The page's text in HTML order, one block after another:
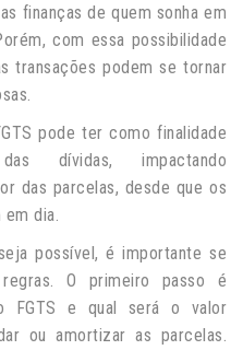
finanças de quem sonha em
com essa possibilidade
transações podem se tornar
pode ter como finalidade
dívidas, impactando
das parcelas, desde que os
dia.
possível, é importante se
O primeiro passo é
FGTS e qual será o valor
ou amortizar as parcelas.